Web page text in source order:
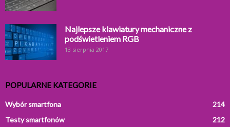
Najlepsze klawiatury mechaniczne z
podświetleniem RGB
13 sierpnia 2017
POPULARNE KATEGORIE
Wybór smartfona
214
Testy smartfonów
212